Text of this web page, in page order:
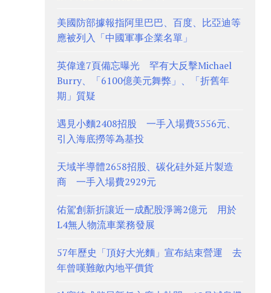
美國防部據報指阿里巴巴、百度、比亞迪等
應被列入「中國軍事企業名單」
英偉達7頁備忘曝光 罕有大反擊Michael
Burry、「6100億美元舞弊」、「折舊年
期」質疑
遇見小麵2408招股 一手入場費3556元、
引入海底撈等為基投
天域半導體2658招股、碳化硅外延片製造
商 一手入場費2929元
佑駕創新折讓近一成配股淨籌2億元 用於
L4無人物流車業務發展
57年歷史「頂好大光麵」宣布結束營運 去
年曾嘆難敵內地平價貨